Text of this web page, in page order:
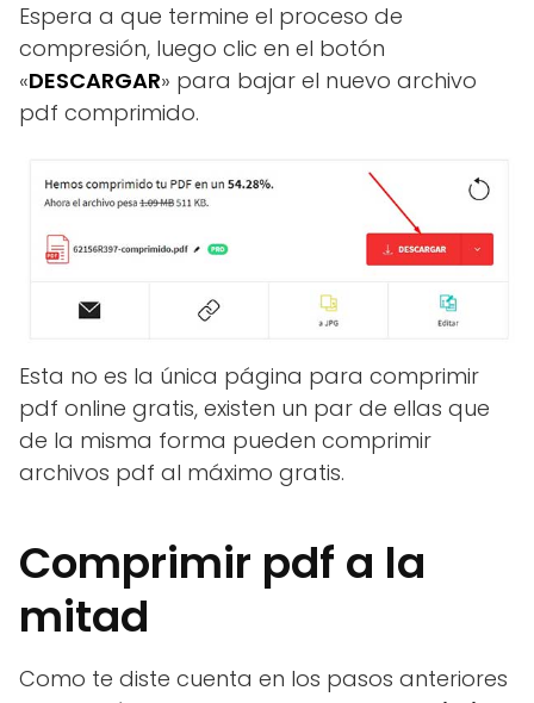
Espera a que termine el proceso de
compresión, luego clic en el botón
«DESCARGAR» para bajar el nuevo archivo
pdf comprimido.
Esta no es la única página para comprimir
pdf online gratis, existen un par de ellas que
de la misma forma pueden comprimir
archivos pdf al máximo gratis.
Comprimir pdf a la
mitad
Como te diste cuenta en los pasos anteriores